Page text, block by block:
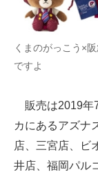
くまのがっこう×
ですよ
販売は2019年
カにあるアズナ
店、三宮店、ビ
井店、福岡パル